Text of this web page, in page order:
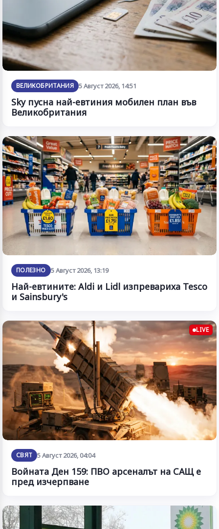
ВЕЛИКОБРИТАНИЯ 5 Август 2026, 14:51
Sky пусна най-евтиния мобилен план във
Великобритания
ПОЛЕЗНО 5 Август 2026, 13:19
Най-евтините: Aldi и Lidl изпревариха Tesco
и Sainsbury's
LIVE
СВЯТ 5 Август 2026, 04:04
Войната Ден 159: ПВО арсеналът на САЩ е
пред изчерпване